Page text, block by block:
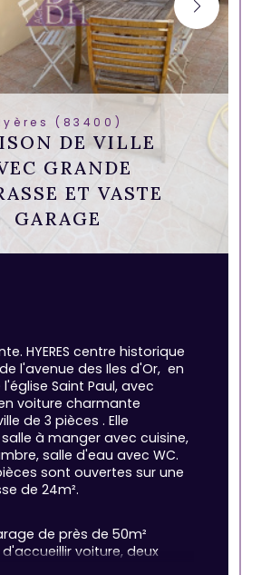
Hyères (83400)
DE VILLE
GRANDE
ET VASTE
GARAGE
HYERES centre historique
l'avenue des Iles d'Or,  en
Saint Paul, avec
voiture charmante
de 3 pièces . Elle
à manger avec cuisine,
salle d'eau avec WC.
sont ouvertes sur une
de 24m².
de près de 50m²
voiture, deux